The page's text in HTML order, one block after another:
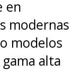
en
modernas
modelos
alta